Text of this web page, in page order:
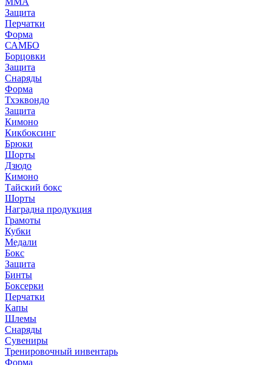
Защита
Перчатки
Форма
САМБО
Борцовки
Защита
Снаряды
Форма
Тхэквондо
Защита
Кимоно
Кикбоксинг
Брюки
Шорты
Дзюдо
Кимоно
Тайский бокс
Шорты
Наградна продукция
Грамоты
Кубки
Медали
Бокс
Защита
Бинты
Боксерки
Перчатки
Капы
Шлемы
Снаряды
Сувениры
Тренировочный инвентарь
Форма